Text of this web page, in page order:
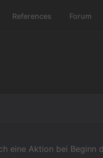
References Forum
eine Aktion bei